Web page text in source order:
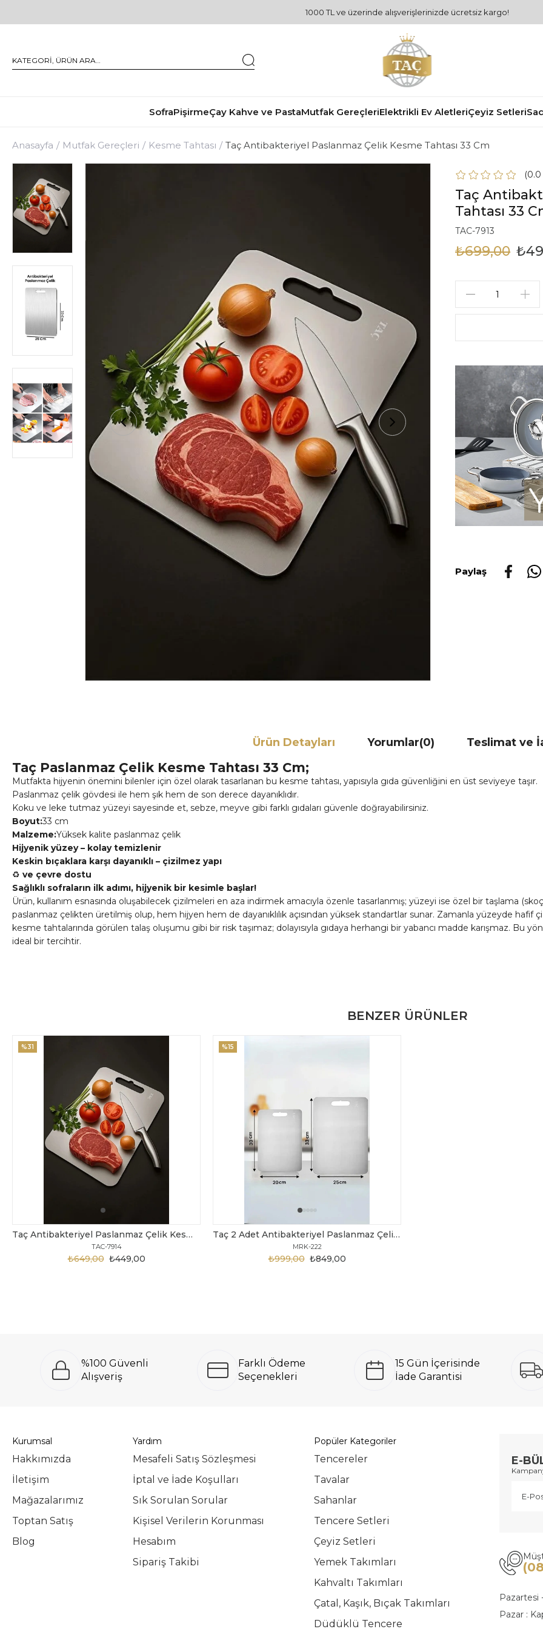
1000 TL ve üzerinde alışverişlerinizde ücretsiz kargo!
SofraPişirmeÇay Kahve ve PastaMutfak GereçleriElektrikli Ev AletleriÇeyiz Setleri
Anasayfa Mutfak Gereçleri Kesme Tahtası Taç Antibakteriyel Paslanmaz Çelik Kesme Tahtası 33 Cm
0.0
Taç
Tahtası 33
TAC-7913
₺699,00
Paylaş
Ürün Detayları Yorumlar(0) Teslimat ve
Taç Paslanmaz Çelik Kesme Tahtası 33 Cm;
Mutfakta hijyenin önemini bilenler için özel olarak tasarlanan bu kesme tahtası, yapısıyla gıda güvenliğini en üst seviyeye taşır.
Paslanmaz çelik gövdesi ile hem şık hem de son derece dayanıklıdır.
Koku ve leke tutmaz yüzeyi sayesinde et, sebze, meyve gibi farklı gıdaları güvenle doğrayabilirsiniz.
Boyut:33 cm
Malzeme:Yüksek kalite paslanmaz çelik
Hijyenik yüzey – kolay temizlenir
Keskin bıçaklara karşı dayanıklı – çizilmez yapı
♻️ ve çevre dostu
Sağlıklı sofraların ilk adımı, hijyenik bir kesimle başlar!
Ürün, kullanım esnasında oluşabilecek çizilmeleri en aza indirmek amacıyla özenle tasarlanmış; yüzeyi ise özel bir taşlama
paslanmaz çelikten üretilmiş olup, hem hijyen hem de dayanıklılık açısından yüksek standartlar sunar. Zamanla yüzeyde
kesme tahtalarında görülen talaş oluşumu gibi bir risk taşımaz; dolayısıyla gıdaya herhangi bir yabancı madde karışmaz. Bu
ideal bir tercihtir.
BENZER ÜRÜNLER
Taç Antibakteriyel Paslanmaz Çelik Kesme Tahtası 30 Cm
TAC-7914
₺449,00
₺649,00
%31
Taç 2 Adet Antibakteriyel Paslanmaz Çelik Kesme Tahtası
MRK-222
₺849,00
₺999,00
%15
%100 Güvenli
Alışveriş
Farklı Ödeme
Seçenekleri
15 Gün İçerisinde
İade Garantisi
Kurumsal
Hakkımızda
İletişim
Mağazalarımız
Toptan Satış
Blog
Yardım
Mesafeli Satış Sözleşmesi
İptal ve İade Koşulları
Sık Sorulan Sorular
Kişisel Verilerin Korunması
Hesabım
Sipariş Takibi
Popüler Kategoriler
Tencereler
Tavalar
Sahanlar
Tencere Setleri
Çeyiz Setleri
Yemek Takımları
Kahvaltı Takımları
Çatal, Kaşık, Bıçak Takımları
Düdüklü Tencere
E-
Pazartesi
Pazar :